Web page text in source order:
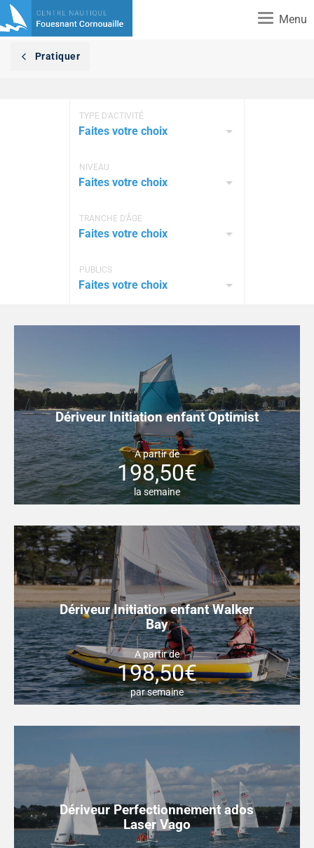
Menu
Toggle
Pratiquer
TYPE D'ACTIVITÉ
Faites votre choix
NIVEAU
Faites votre choix
TRANCHE D'ÂGE
Faites votre choix
PUBLICS
Faites votre choix
Dériveur Initiation enfant Optimist
A partir de
198,50€
la semaine
Dériveur Initiation enfant Walker
Bay
A partir de
198,50€
par semaine
Dériveur Perfectionnement ados
Laser Vago